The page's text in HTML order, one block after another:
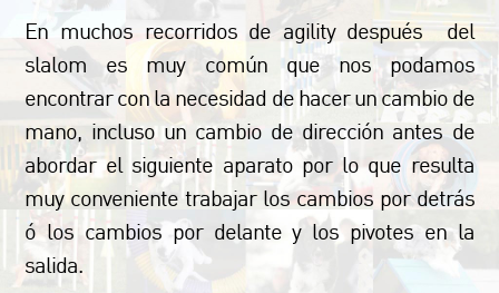
En muchos recorridos de agility después del
slalom es muy común que nos podamos
encontrar con la necesidad de hacer un cambio de
mano, incluso un cambio de dirección antes de
abordar el siguiente aparato por lo que resulta
muy conveniente trabajar los cambios por detrás
ó los cambios por delante y los pivotes en la
salida.